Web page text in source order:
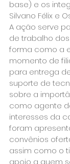
base) e os
Silvano Félix e
A ação serve
de trabalho
forma como a
momento de
para entrega
suporte de
sobre a
como agente
interesses da
foram
convênios
assim como o
apoio a quem